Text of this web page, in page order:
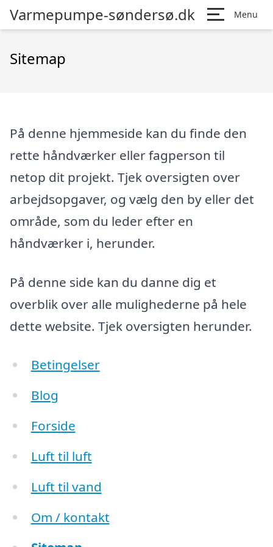
Varmepumpe-søndersø.dk Menu
Sitemap
På denne hjemmeside kan du finde den
rette håndværker eller fagperson til
netop dit projekt. Tjek oversigten over
arbejdsopgaver, og vælg den by eller det
område, som du leder efter en
håndværker i, herunder.
På denne side kan du danne dig et
overblik over alle mulighederne på hele
dette website. Tjek oversigten herunder.
Betingelser
Blog
Forside
Luft til luft
Luft til vand
Om / kontakt